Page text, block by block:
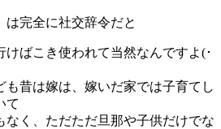
は完全に社交辞令だと
ばこき使われて当然なんですよ(･
も昔は嫁は、嫁いだ家では子育てし
て
なく、ただただ旦那や子供だけでな